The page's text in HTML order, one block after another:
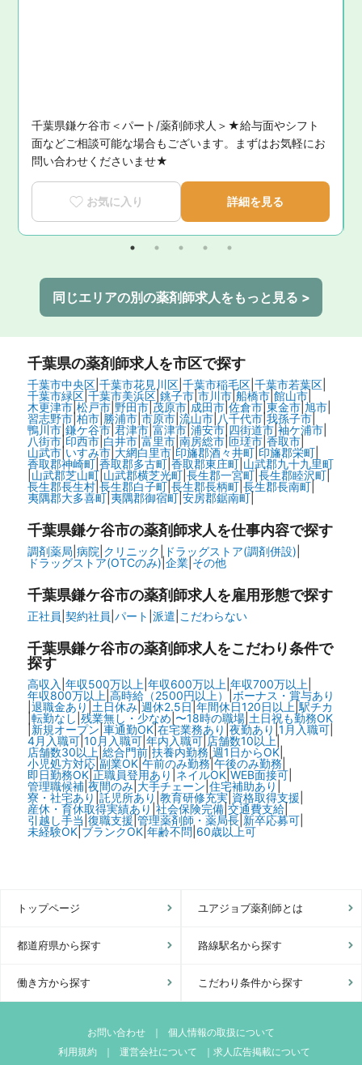
千葉県鎌ケ谷市＜パート/薬剤師求人＞★給与面やシフト
面などご相談可能な場合もございます。まずはお気軽にお
問い合わせくださいませ★
お気に入り 詳細を見る
同じエリアの別の薬剤師求人をもっと見る >
千葉県の薬剤師求人を市区で探す
千葉市中央区| 千葉市花見川区| 千葉市稲毛区| 千葉市若葉区|
千葉市緑区| 千葉市美浜区| 銚子市| 市川市| 船橋市| 館山市|
木更津市| 松戸市| 野田市| 茂原市| 成田市| 佐倉市| 東金市| 旭市|
習志野市|柏市| 勝浦市| 市原市| 流山市| 八千代市|我孫子市|
鴨川市| 鎌ケ谷市| 君津市| 富津市| 浦安市| 四街道市| 袖ケ浦市|
八街市|印西市| 白井市| 富里市| 南房総市|匝瑳市| 香取市|
山武市|いすみ市| 大網白里市| 印旛郡酒々井町| 印旛郡栄町|
香取郡神崎町| 香取郡多古町| 香取郡東庄町| 山武郡九十九里町
山武郡芝山町| 山武郡横芝光町| 長生郡一宮町| 長生郡睦沢町|
長生郡長生村| 長生郡白子町| 長生郡長柄町| 長生郡長南町|
夷隅郡大多喜町| 夷隅郡御宿町| 安房郡鋸南町|
千葉県鎌ケ谷市の薬剤師求人を仕事内容で探す
調剤薬局 病院 クリニック ドラッグストア(調剤併設)
ドラッグストア(OTCのみ)| 企業| その他
千葉県鎌ケ谷市の薬剤師求人を雇用形態で探す
正社員 契約社員 パート 派遣 こだわらない
千葉県鎌ケ谷市の薬剤師求人をこだわり条件で
探す
高収入 年収500万以上 年収600万以上 年収700万以上
年収800万以上 高時給（2500円以上）| ボーナス・賞与あり
退職金あり 土日休み| 週休2.5日 年間休日120日以上 駅チカ
|転勤なし 残業無し・少なめ 〜18時の職場| 土日祝も勤務OK
|新規オープン 車通勤OK|在宅業務あり 夜勤あり 1月入職可|
4月入職可| 10月入職可| 年内入職可| 店舗数10以上|
店舗数30以上 総合門前| 扶養内勤務 週1日からOK|
小児処方対応| 副業OK| 午前のみ勤務| 午後のみ勤務|
即日勤務OK| 正職員登用あり ネイルOK| WEB面接可|
管理職候補| 夜間のみ| 大手チェーン 住宅補助あり
寮・社宅あり 託児所あり 教育研修充実| 資格取得支援
産休・育休取得実績あり 社会保険完備| 交通費支給|
引越し手当 復職支援 |管理薬剤師・薬局長| 新卒応募可|
未経験OK| ブランクOK| 年齢不問 60歳以上可
トップページ ユアジョブ薬剤師とは
都道府県から探す 路線駅名から探す
働き方から探す こだわり条件から探す
お問い合わせ ｜
個人情報の取扱について
利用規約
｜ 運営会社について ｜ 求人広告掲載について